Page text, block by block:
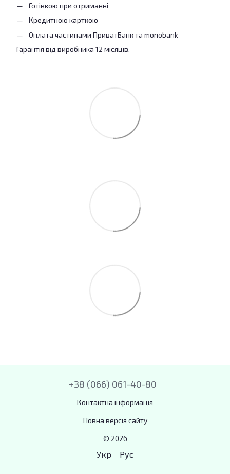
Готівкою при отриманні
Кредитною карткою
Оплата частинами ПриватБанк та monobank
Гарантія від виробника 12 місяців.
+38 (066) 061-40-80
Контактна інформація
Повна версія сайту
© 2026
Укр Рус